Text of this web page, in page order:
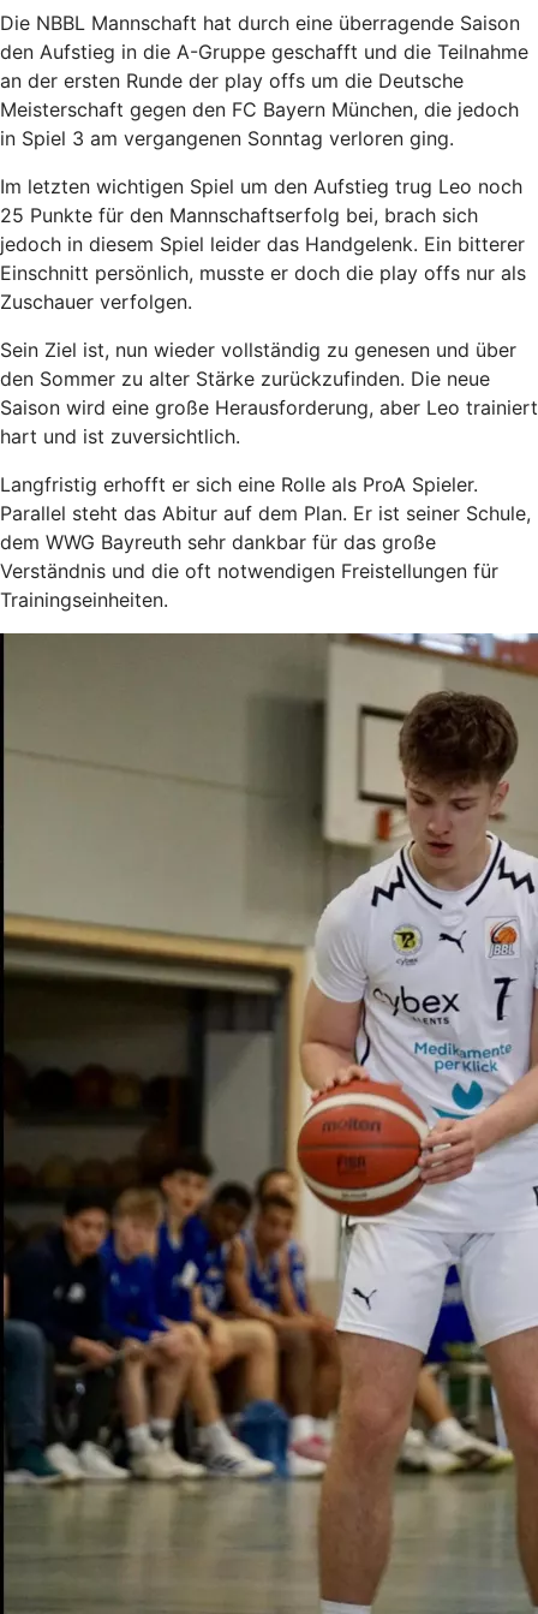
Die NBBL Mannschaft hat durch eine überragende Saison
den Aufstieg in die A-Gruppe geschafft und die Teilnahme
an der ersten Runde der play offs um die Deutsche
Meisterschaft gegen den FC Bayern München, die jedoch
in Spiel 3 am vergangenen Sonntag verloren ging.
Im letzten wichtigen Spiel um den Aufstieg trug Leo noch
25 Punkte für den Mannschaftserfolg bei, brach sich
jedoch in diesem Spiel leider das Handgelenk. Ein bitterer
Einschnitt persönlich, musste er doch die play offs nur als
Zuschauer verfolgen.
Sein Ziel ist, nun wieder vollständig zu genesen und über
den Sommer zu alter Stärke zurückzufinden. Die neue
Saison wird eine große Herausforderung, aber Leo trainiert
hart und ist zuversichtlich.
Langfristig erhofft er sich eine Rolle als ProA Spieler.
Parallel steht das Abitur auf dem Plan. Er ist seiner Schule,
dem WWG Bayreuth sehr dankbar für das große
Verständnis und die oft notwendigen Freistellungen für
Trainingseinheiten.